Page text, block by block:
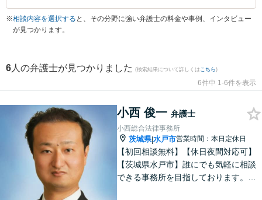
相談者さんにおすすめです。
※相談内容を選択する と、その分野に強い弁護士の料金や事例、インタビュー
が見つかります。
6 人の弁護士が見つかりました (検索結果について詳しくは こちら)
6件中 1-6件を表示
小西 俊一 弁護士
小西総合法律事務所
茨城県|水戸市営業時間：本日定休日
【初回相談無料】【休日夜間対応可】
【茨城県水戸市】誰にでも気軽に相談
できる事務所を目指しております。依